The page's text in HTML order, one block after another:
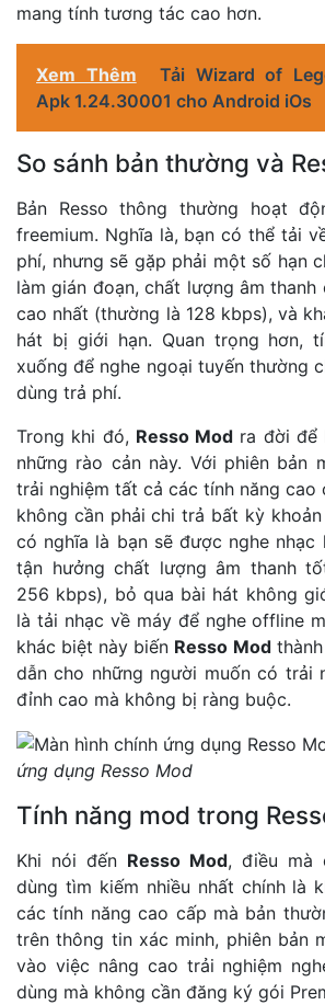
mang tính tương tác cao hơn.
Xem Thêm
Tải Wizard of
Apk 1.24.30001 cho Android iOs
So sánh bản thường và
Bản Resso thông thường hoạt
freemium. Nghĩa là, bạn có thể tải
phí, nhưng sẽ gặp phải một số hạn
làm gián đoạn, chất lượng âm
cao nhất (thường là 128 kbps), và
hát bị giới hạn. Quan trọng hơn,
xuống để nghe ngoại tuyến thường
dùng trả phí.
Trong khi đó, Resso Mod ra đời để
những rào cản này. Với phiên bản
trải nghiệm tất cả các tính năng cao
không cần phải chi trả bất kỳ
có nghĩa là bạn sẽ được nghe nhạc
tận hưởng chất lượng âm thanh
256 kbps), bỏ qua bài hát không
là tải nhạc về máy để nghe offline
khác biệt này biến Resso Modthành
dẫn cho những người muốn có trải
đỉnh cao mà không bị ràng buộc.
ứng dụng Resso Mod
Tính năng mod trong
Khi nói đến Resso Mod, điều mà
dùng tìm kiếm nhiều nhất chính là
các tính năng cao cấp mà bản
trên thông tin xác minh, phiên bản
vào việc nâng cao trải nghiệm
dùng mà không cần đăng ký gói